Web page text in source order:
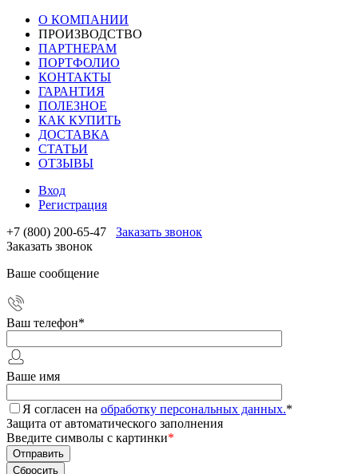
О КОМПАНИИ
ПРОИЗВОДСТВО
ПАРТНЕРАМ
ПОРТФОЛИО
КОНТАКТЫ
ГАРАНТИЯ
ПОЛЕЗНОЕ
КАК КУПИТЬ
ДОСТАВКА
СТАТЬИ
ОТЗЫВЫ
Вход
Регистрация
+7 (800) 200-65-47
Заказать звонок
Заказать звонок
Ваше сообщение
Ваш телефон*
Ваше имя
Я согласен на обработку персональных данных.*
Защита от автоматического заполнения
Введите символы с картинки*